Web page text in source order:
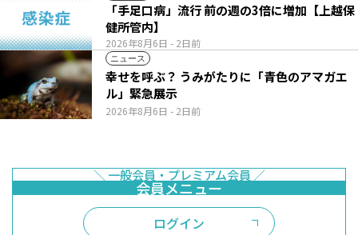
2026年8月6日 - 2日前
「手足口病」流行 前の週の3倍に増加【上越保
健所管内】
ニュース
2026年8月6日 - 2日前
幸せを呼ぶ？ うみがたりに「青色のアマガエ
ル」緊急展示
ログイン